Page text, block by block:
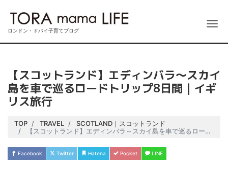
ロンドン・ドバイ子育てブログ
【スコットランド】エディンバラ～スカイ
島を車で巡るロードトリップ8日間｜イギ
リス旅行
TOP TRAVEL
SCOTLAND｜スコットランド
【スコットランド】エディンバラ～スカイ島を車で巡るロードトリップ8日間｜イギリス旅行
Facebook Twitter Hatena Pocket LINE